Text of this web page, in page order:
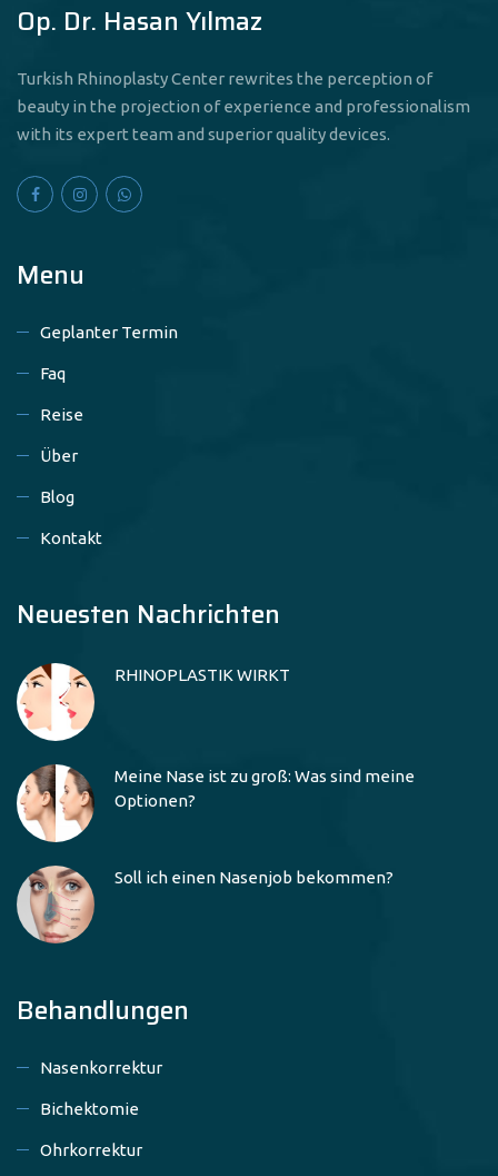
Op. Dr. Hasan Yılmaz
Turkish Rhinoplasty Center rewrites the perception of
beauty in the projection of experience and professionalism
with its expert team and superior quality devices.
Menu
Geplanter Termin
Faq
Reise
Über
Blog
Kontakt
Neuesten Nachrichten
RHINOPLASTIK WIRKT
Meine Nase ist zu groß: Was sind meine
Optionen?
Soll ich einen Nasenjob bekommen?
Behandlungen
Nasenkorrektur
Bichektomie
Ohrkorrektur